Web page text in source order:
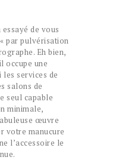
de vous
par pulvérisation
Eh bien,
occupe une
services de
salons de
seul capable
minimale,
œuvre
votre manucure
l’accessoire le